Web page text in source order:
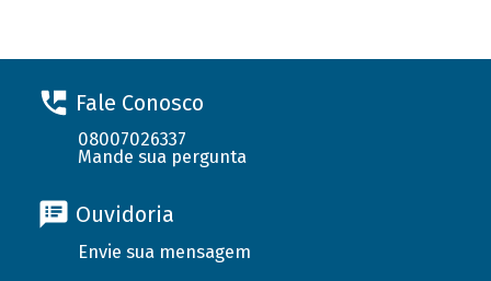
Fale Conosco
08007026337
Mande sua pergunta
Ouvidoria
Envie sua mensagem